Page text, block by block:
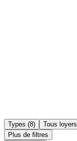
Types (8) Tous loyers
Plus de filtres